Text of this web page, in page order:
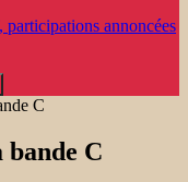
annoncées
C
C